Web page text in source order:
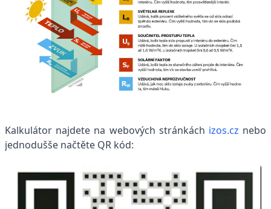
Kalkulátor najdete na webových stránkách izos.cz nebo
jednodušše načtěte QR kód: